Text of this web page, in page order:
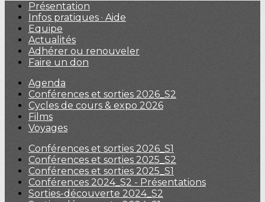
Présentation
Infos pratiques · Aide
Equipe
Actualités
Adhérer ou renouveler
Faire un don
Agenda
Conférences et sorties 2026_S2
Cycles de cours & expo 2026
Films
Voyages
Conférences et sorties 2026_S1
Conférences et sorties 2025_S2
Conférences et sorties 2025_S1
Conférences 2024_S2 - Présentations
Sorties-découverte 2024_S2